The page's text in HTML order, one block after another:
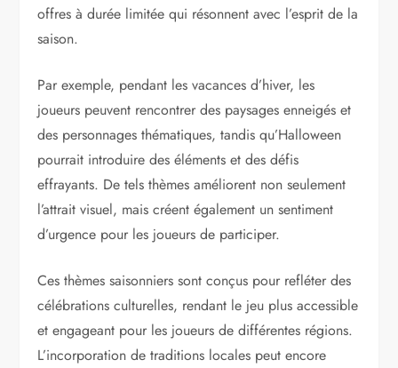
offres à durée limitée qui résonnent avec l’esprit de la
saison.
Par exemple, pendant les vacances d’hiver, les
joueurs peuvent rencontrer des paysages enneigés et
des personnages thématiques, tandis qu’Halloween
pourrait introduire des éléments et des défis
effrayants. De tels thèmes améliorent non seulement
l’attrait visuel, mais créent également un sentiment
d’urgence pour les joueurs de participer.
Ces thèmes saisonniers sont conçus pour refléter des
célébrations culturelles, rendant le jeu plus accessible
et engageant pour les joueurs de différentes régions.
L’incorporation de traditions locales peut encore